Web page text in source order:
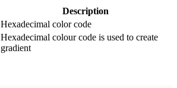
Description
Hexadecimal color code
Hexadecimal colour code is used to create
gradient